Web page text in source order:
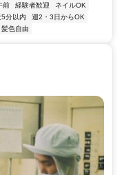
前 経験者歓迎
ネイルOK
5分以内
週2・3日からOK
色自由